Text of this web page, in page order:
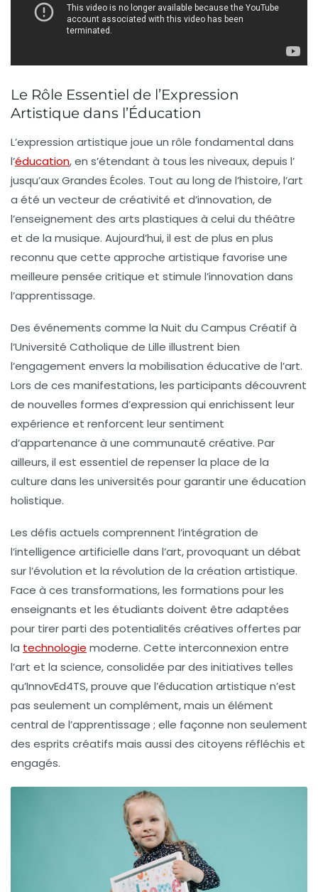
Le Rôle Essentiel de l’Expression
Artistique dans l’Éducation
L’expression artistique joue un rôle fondamental dans
l’éducation, en s’étendant à tous les niveaux, depuis l’
jusqu’auxGrandes Écoles. Tout au long de l’histoire, l’art
a été un vecteur de créativité et d’innovation, de
l’enseignement des arts plastiques à celui du théâtre
et de la musique. Aujourd’hui, il est de plus en plus
reconnu que cette approche artistique favorise une
meilleure pensée critique et stimule l’innovation dans
l’apprentissage.
Des événements comme la Nuit du Campus Créatif à
l’Université Catholique de Lille illustrent bien
l’engagement envers la mobilisation éducative de l’art.
Lors de ces manifestations, les participants découvrent
de nouvelles formes d’expression qui enrichissent leur
expérience et renforcent leur sentiment
d’appartenance à une communauté créative. Par
ailleurs, il est essentiel de repenser la place de la
culture dans les universités pour garantir une éducation
holistique.
Les défis actuels comprennent l’intégration de
l’intelligence artificielle dans l’art, provoquant un débat
sur l’évolution et la révolution de la création artistique.
Face à ces transformations, les formations pour les
enseignants et les étudiants doivent être adaptées
pour tirer parti des potentialités créatives offertes par
la technologie moderne. Cette interconnexion entre
l’art et la science, consolidée par des initiatives telles
qu’InnovEd4TS, prouve que l’éducation artistique n’est
pas seulement un complément, mais un élément
central de l’apprentissage ; elle façonne non seulement
des esprits créatifs mais aussi des citoyens réfléchis et
engagés.